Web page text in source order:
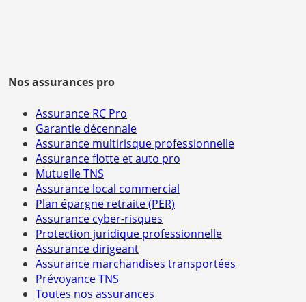
Nos assurances pro
Assurance RC Pro
Garantie décennale
Assurance multirisque professionnelle
Assurance flotte et auto pro
Mutuelle TNS
Assurance local commercial
Plan épargne retraite (PER)
Assurance cyber-risques
Protection juridique professionnelle
Assurance dirigeant
Assurance marchandises transportées
Prévoyance TNS
Toutes nos assurances